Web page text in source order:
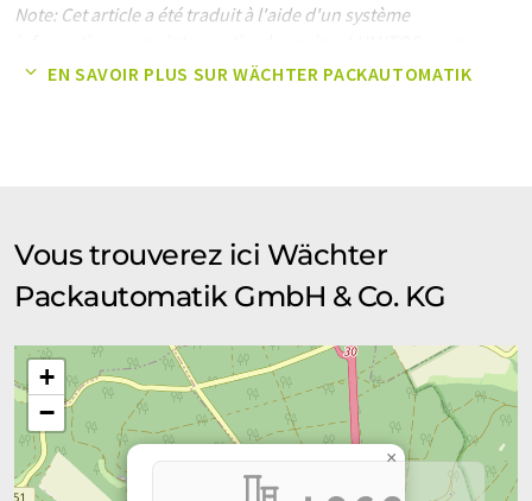
Note: Cet article a été traduit à l'aide d'un système
ces traductions automatiques pour présenter un plus large
EN SAVOIR PLUS SUR WÄCHTER PACKAUTOMATIK
Vous trouverez ici Wächter
Packautomatik GmbH & Co. KG
×
+
−